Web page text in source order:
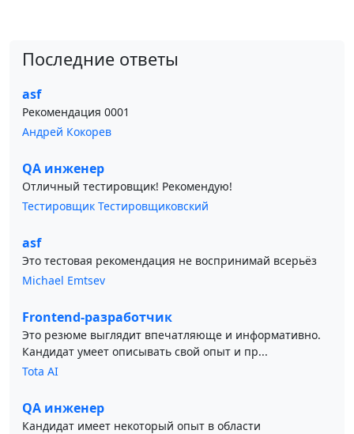
Последние ответы
asf
Рекомендация 0001
Андрей Кокорев
QA инженер
Отличный тестировщик! Рекомендую!
Тестировщик Тестировщиковский
asf
Это тестовая рекомендация не воспринимай всерьёз
Michael Emtsev
Frontend-разработчик
Это резюме выглядит впечатляюще и информативно.
Кандидат умеет описывать свой опыт и пр...
Tota AI
QA инженер
Кандидат имеет некоторый опыт в области